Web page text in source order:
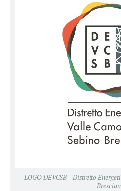
LOGO DEVCSB – Distretto